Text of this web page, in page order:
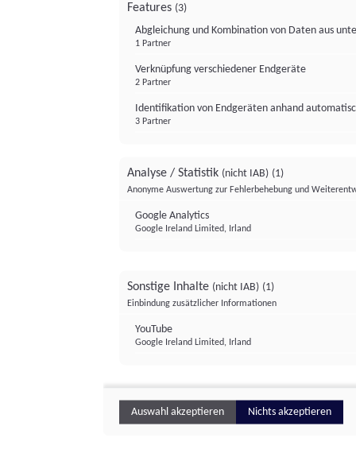
Features (3)
Abgleichung und Kombination von Daten aus
1 Partner
Verknüpfung verschiedener Endgeräte
2 Partner
Identifikation von Endgeräten anhand
3 Partner
Analyse / Statistik (nicht IAB) (1)
Anonyme Auswertung zur Fehlerbehebung und
Google Analytics
Google Ireland Limited, Irland
Sonstige Inhalte (nicht IAB) (1)
Einbindung zusätzlicher Informationen
YouTube
Google Ireland Limited, Irland
Auswahl akzeptieren Nichts akzeptieren